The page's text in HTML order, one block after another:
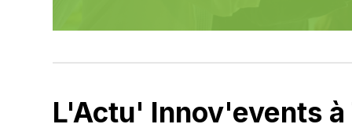
L'Actu' Innov'events